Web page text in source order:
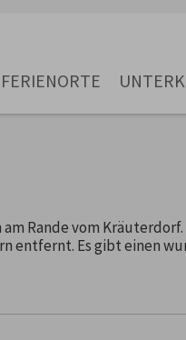
FERIENORTE
Rande vom
entfernt. Es gibt einen